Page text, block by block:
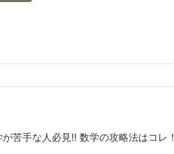
が苦手な人必見!! 数学の攻略法はコレ！